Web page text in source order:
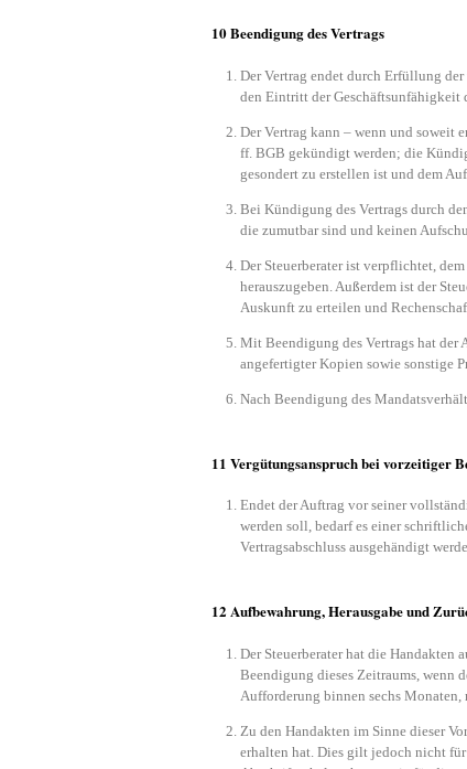
10 Beendigung des Vertrags
Der Vertrag endet durch Erfüllung
den Eintritt der Geschäftsunfähigkeit
Der Vertrag kann – wenn und soweit
ff. BGB gekündigt werden; die
gesondert zu erstellen ist und dem
Bei Kündigung des Vertrags durch
die zumutbar sind und keinen
Der Steuerberater ist verpflichtet,
herauszugeben. Außerdem ist der
Auskunft zu erteilen und
Mit Beendigung des Vertrags hat der
angefertigter Kopien sowie sonstige
Nach Beendigung des
11 Vergütungsanspruch bei vorzeitiger
Endet der Auftrag vor seiner
werden soll, bedarf es einer
Vertragsabschluss ausgehändigt
12 Aufbewahrung, Herausgabe und
Der Steuerberater hat die Handakten
Beendigung dieses Zeitraums, wenn
Aufforderung binnen sechs Monaten,
Zu den Handakten im Sinne dieser
erhalten hat. Dies gilt jedoch nicht